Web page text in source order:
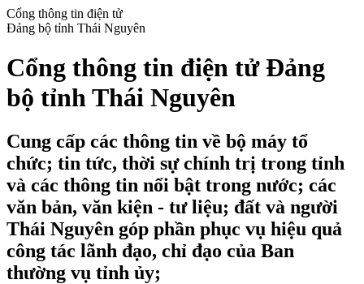
Cổng thông tin điện tử
Đảng bộ tỉnh Thái Nguyên
Cổng thông tin điện tử Đảng
bộ tỉnh Thái Nguyên
Cung cấp các thông tin về bộ máy tổ
chức; tin tức, thời sự chính trị trong tỉnh
và các thông tin nổi bật trong nước; các
văn bản, văn kiện - tư liệu; đất và người
Thái Nguyên góp phần phục vụ hiệu quả
công tác lãnh đạo, chỉ đạo của Ban
thường vụ tỉnh ủy;